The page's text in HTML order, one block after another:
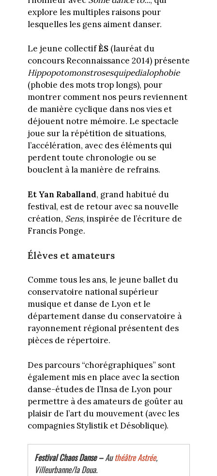
explore les multiples raisons pour
lesquelles les gens aiment danser.
Le jeune collectifÈS(lauréat du
concours Reconnaissance 2014) présente
Hippopotomonstrosesquipedialophobie
(phobie des mots trop longs), pour
montrer comment nos peurs reviennent
de manière cyclique dans nos vies et
déjouent notre mémoire. Le spectacle
joue sur la répétition de situations,
l’accélération, avec des éléments qui
perdent toute chronologie ou se
bouclent à la manière de refrains.
Et Yan Raballand, grand habitué du
festival, est de retour avec sa nouvelle
création, Sens, inspirée de l’écriture de
Francis Ponge.
Élèves et amateurs
Comme tous les ans, le jeune ballet du
conservatoire national supérieur
musique et danse de Lyon et le
département danse du conservatoire à
rayonnement régional présentent des
pièces de répertoire.
Des parcours “chorégraphiques” sont
également mis en place avec la section
danse-études de l’Insa de Lyon pour
permettre à des amateurs de goûter au
plaisir de l’art du mouvement (avec les
compagnies Stylistik et Désoblique).
Festival Chaos Danse –Authéâtre Astrée,
Villeurbanne/la Doua.